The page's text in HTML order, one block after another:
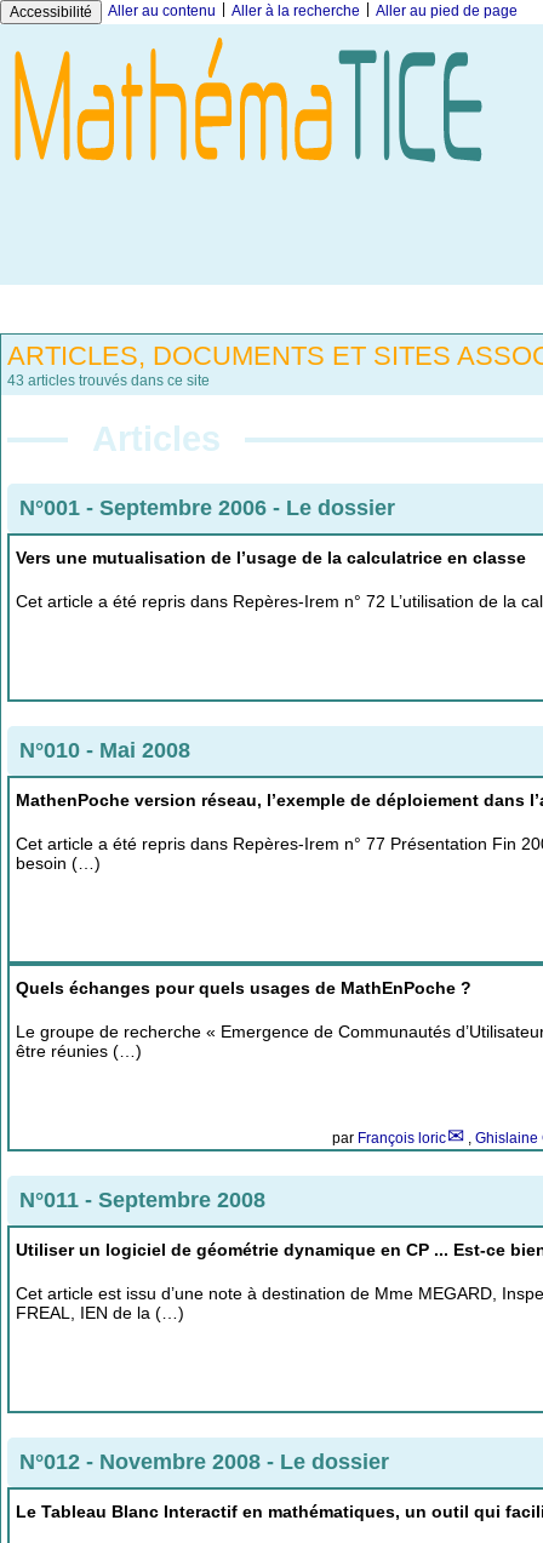
Accessibilité Aller au contenu Aller à la recherche Aller au pied de page
ARTICLES, DOCUMENTS ET SITES
43 articles trouvés dans ce site
Articles
N°001 - Septembre 2006 - Le dossier
Vers une mutualisation de l’usage de la calculatrice en classe
Cet article a été repris dans Repères-Irem n° 72 L’utilisation de la
N°010 - Mai 2008
MathenPoche version réseau, l’exemple de déploiement dans
Cet article a été repris dans Repères-Irem n° 77 Présentation Fin
besoin (…)
Quels échanges pour quels usages de MathEnPoche ?
Le groupe de recherche « Emergence de Communautés
être réunies (…)
par François loric Ghislaine
N°011 - Septembre 2008
Utiliser un logiciel de géométrie dynamique en CP ... Est-ce
Cet article est issu d’une note à destination de Mme MEGARD,
FREAL, IEN de la (…)
N°012 - Novembre 2008 - Le dossier
Le Tableau Blanc Interactif en mathématiques, un outil qui